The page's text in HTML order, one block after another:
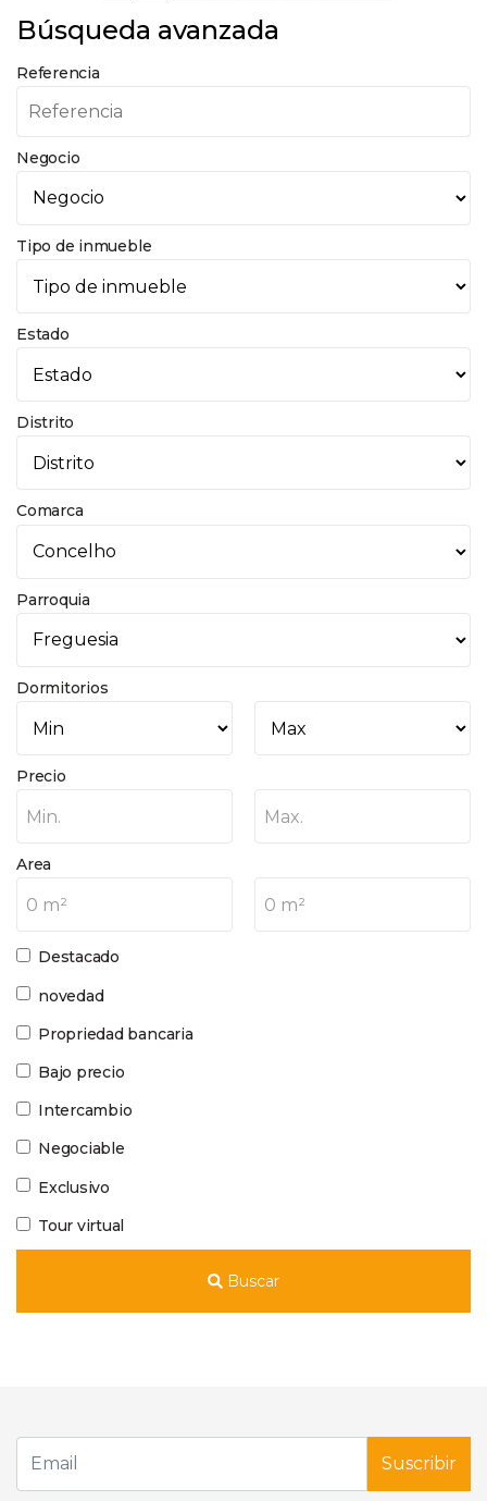
Búsqueda avanzada
Referencia
Negocio
Tipo de inmueble
Estado
Distrito
Comarca
Parroquia
Dormitorios
Precio
Min. Max.
Area
0 m² 0 m²
Destacado
novedad
Propriedad bancaria
Bajo precio
Intercambio
Negociable
Exclusivo
Tour virtual
Buscar
Suscribir